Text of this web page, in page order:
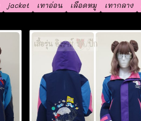
jacket เทาอ่อน เลือดหมู เทากลาง